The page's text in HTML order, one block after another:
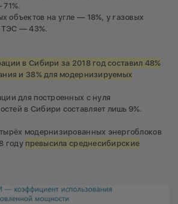
объектов на угле — 18%, у газовых
ТЭС — 43%.
в Сибири за 2018 год составил 48%
и 38% для модернизируемых
для построенных с нуля
в Сибири составляет лишь 9%.
модернизированных энергоблоков
году превысила среднесибирские